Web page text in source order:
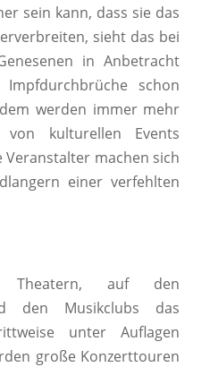
sein kann, dass sie das
sieht das bei
in Anbetracht
schon
werden immer mehr
von kulturellen Events
Veranstalter machen sich
einer verfehlten
auf den
den Musikclubs das
unter Auflagen
große Konzerttouren